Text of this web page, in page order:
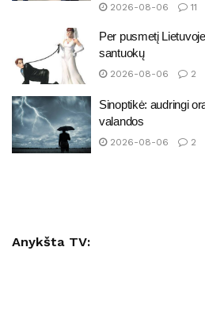
2026-08-06 11
Per pusmetį
santuokų
2026-08-06 2
Sinoptikė: audringi
valandos
2026-08-06 2
Anykšta TV: